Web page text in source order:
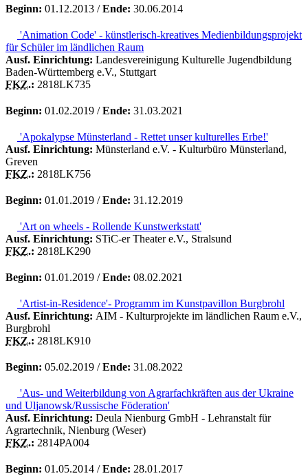
Beginn: 01.12.2013 /Ende: 30.06.2014
'Animation Code' - künstlerisch-kreatives Medienbildungsprojekt
für Schüler im ländlichen Raum
Ausf. Einrichtung: Landesvereinigung Kulturelle Jugendbildung
Baden-Württemberg e.V., Stuttgart
FKZ.: 2818LK735
Beginn: 01.02.2019 /Ende: 31.03.2021
'Apokalypse Münsterland - Rettet unser kulturelles Erbe!'
Ausf. Einrichtung: Münsterland e.V. - Kulturbüro Münsterland,
Greven
FKZ.: 2818LK756
Beginn: 01.01.2019 /Ende: 31.12.2019
'Art on wheels - Rollende Kunstwerkstatt'
Ausf. Einrichtung: STiC-er Theater e.V., Stralsund
FKZ.: 2818LK290
Beginn: 01.01.2019 /Ende: 08.02.2021
'Artist-in-Residence'- Programm im Kunstpavillon Burgbrohl
Ausf. Einrichtung: AIM - Kulturprojekte im ländlichen Raum e.V.,
Burgbrohl
FKZ.: 2818LK910
Beginn: 05.02.2019 /Ende: 31.08.2022
'Aus- und Weiterbildung von Agrarfachkräften aus der Ukraine
und Uljanowsk/Russische Föderation'
Ausf. Einrichtung: Deula Nienburg GmbH - Lehranstalt für
Agrartechnik, Nienburg (Weser)
FKZ.: 2814PA004
Beginn: 01.05.2014 /Ende: 28.01.2017